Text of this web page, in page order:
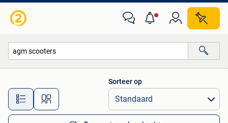
Alle afstanden…
Sorteer op